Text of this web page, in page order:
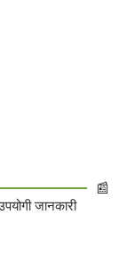
📰
जानकारी